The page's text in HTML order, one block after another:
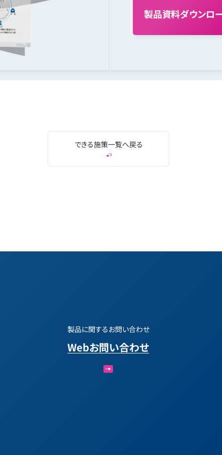
製品資料ダウンロー
できる施策一覧へ戻る
製品に関するお問い合わせ
Webお問い合わせ